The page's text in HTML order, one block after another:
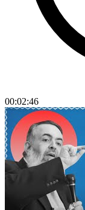
00:02:46